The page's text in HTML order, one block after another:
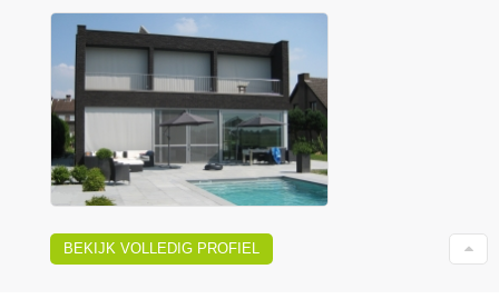
BEKIJK VOLLEDIG PROFIEL